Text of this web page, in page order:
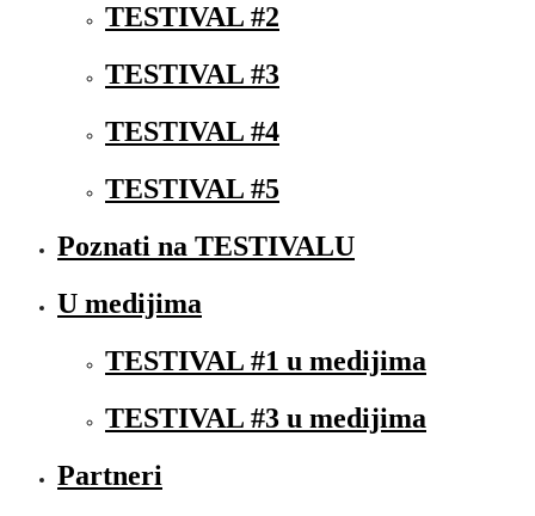
TESTIVAL #2
TESTIVAL #3
TESTIVAL #4
TESTIVAL #5
Poznati na TESTIVALU
U medijima
TESTIVAL #1 u medijima
TESTIVAL #3 u medijima
Partneri